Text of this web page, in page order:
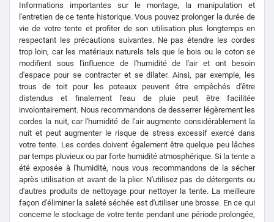
Informations importantes sur le montage, la manipulation et
l'entretien de ce tente historique. Vous pouvez prolonger la durée de
vie de votre tente et profiter de son utilisation plus longtemps en
respectant les précautions suivantes. Ne pas étendre les cordes
trop loin, car les matériaux naturels tels que le bois ou le coton se
modifient sous l'influence de l'humidité de l'air et ont besoin
d'espace pour se contracter et se dilater. Ainsi, par exemple, les
trous de toit pour les poteaux peuvent être empêchés d'être
distendus et finalement l'eau de pluie peut être facilitée
involontairement. Nous recommandons de desserrer légèrement les
cordes la nuit, car l'humidité de l'air augmente considérablement la
nuit et peut augmenter le risque de stress excessif exercé dans
votre tente. Les cordes doivent également être quelque peu lâches
par temps pluvieux ou par forte humidité atmosphérique. Si la tente a
été exposée à l'humidité, nous vous recommandons de la sécher
après utilisation et avant de la plier. N'utilisez pas de détergents ou
d'autres produits de nettoyage pour nettoyer la tente. La meilleure
façon d'éliminer la saleté séchée est d'utiliser une brosse. En ce qui
concerne le stockage de votre tente pendant une période prolongée,